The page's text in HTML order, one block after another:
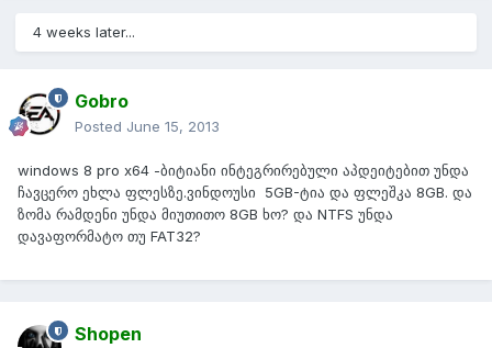
4 weeks later...
Gobro
Posted June 15, 2013
windows 8 pro x64 -ბიტიანი ინტეგრირებული აპდეიტებით უნდა
ჩავცერო ეხლა ფლესზე.ვინდოუსი 5GB-ტია და ფლეშკა 8GB. და
ზომა რამდენი უნდა მიუთითო 8GB ხო? და NTFS უნდა
დავაფორმატო თუ FAT32?
Shopen